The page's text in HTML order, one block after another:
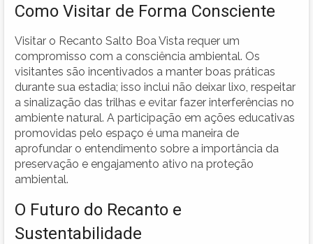
Como Visitar de Forma Consciente
Visitar o Recanto Salto Boa Vista requer um
compromisso com a consciência ambiental. Os
visitantes são incentivados a manter boas práticas
durante sua estadia; isso inclui não deixar lixo, respeitar
a sinalização das trilhas e evitar fazer interferências no
ambiente natural. A participação em ações educativas
promovidas pelo espaço é uma maneira de
aprofundar o entendimento sobre a importância da
preservação e engajamento ativo na proteção
ambiental.
O Futuro do Recanto e
Sustentabilidade